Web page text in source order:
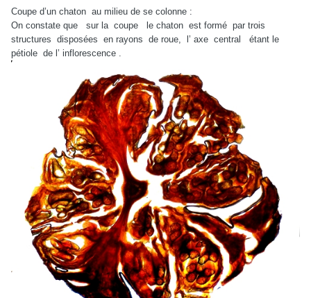
Coupe d’un chaton au milieu de se colonne :
On constate que sur la coupe le chaton est formé par trois
structures disposées en rayons de roue, l’ axe central étant le
pétiole de l’ inflorescence .